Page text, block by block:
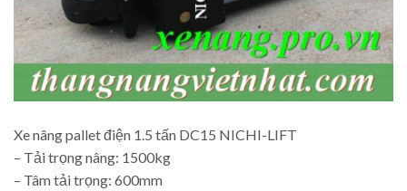
Xe nâng pallet điện 1.5 tấn DC15 NICHI-LIFT
– Tải trọng nâng: 1500kg
– Tâm tải trọng: 600mm